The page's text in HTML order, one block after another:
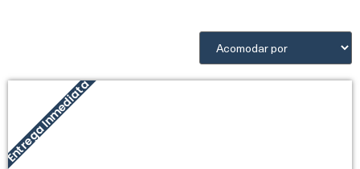
Entrega Inmediata